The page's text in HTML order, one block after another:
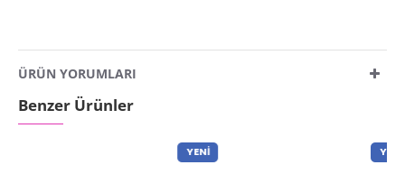
ÜRÜN YORUMLARI
Benzer Ürünler
YENI
Hilti Gold Bitkisel Macun
YENI